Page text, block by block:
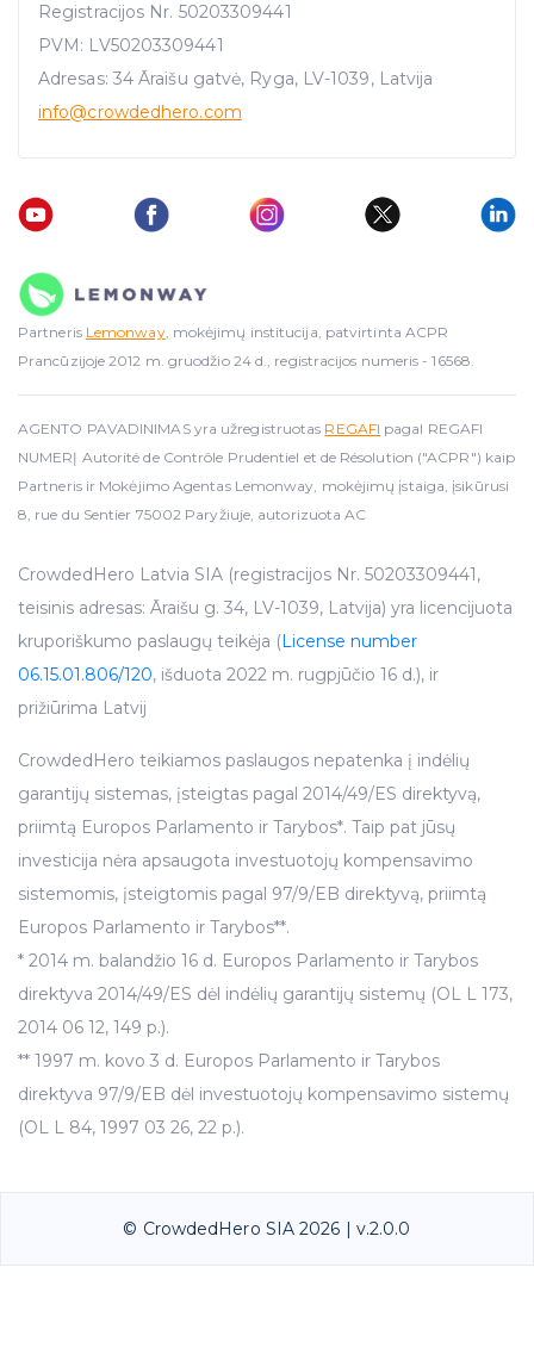
Registracijos Nr. 50203309441
PVM: LV50203309441
Adresas: 34 Āraišu gatvė, Ryga, LV-1039, Latvija
info@crowdedhero.com
Partneris Lemonway, mokėjimų institucija, patvirtinta ACPR
Prancūzijoje 2012 m. gruodžio 24 d., registracijos numeris - 16568.
AGENTO PAVADINIMAS yra užregistruotas REGAFI pagal REGAFI
NUMERĮ Autorité de Contrôle Prudentiel et de Résolution ("ACPR") kaip
Partneris ir Mokėjimo Agentas Lemonway, mokėjimų įstaiga, įsikūrusi
8, rue du Sentier 75002 Paryžiuje, autorizuota AC
CrowdedHero Latvia SIA (registracijos Nr. 50203309441,
teisinis adresas: Āraišu g. 34, LV-1039, Latvija) yra licencijuota
kruporiškumo paslaugų teikėja (License number
06.15.01.806/120, išduota 2022 m. rugpjūčio 16 d.), ir
prižiūrima Latvij
CrowdedHero teikiamos paslaugos nepatenka į indėlių
garantijų sistemas, įsteigtas pagal 2014/49/ES direktyvą,
priimtą Europos Parlamento ir Tarybos*. Taip pat jūsų
investicija nėra apsaugota investuotojų kompensavimo
sistemomis, įsteigtomis pagal 97/9/EB direktyvą, priimtą
Europos Parlamento ir Tarybos**.
* 2014 m. balandžio 16 d. Europos Parlamento ir Tarybos
direktyva 2014/49/ES dėl indėlių garantijų sistemų (OL L 173,
2014 06 12, 149 p.).
** 1997 m. kovo 3 d. Europos Parlamento ir Tarybos
direktyva 97/9/EB dėl investuotojų kompensavimo sistemų
(OL L 84, 1997 03 26, 22 p.).
© CrowdedHero SIA 2026 | v.2.0.0